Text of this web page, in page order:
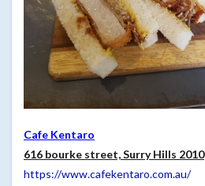
Cafe Kentaro
616 bourke street, Surry Hills 2010
https://www.cafekentaro.com.au/